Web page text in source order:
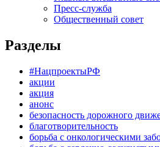
Пресс-служба
Общественный совет
Разделы
#НацпроектыРФ
акции
акция
анонс
безопасность дорожного
благотворительность
борьба с онкологическими